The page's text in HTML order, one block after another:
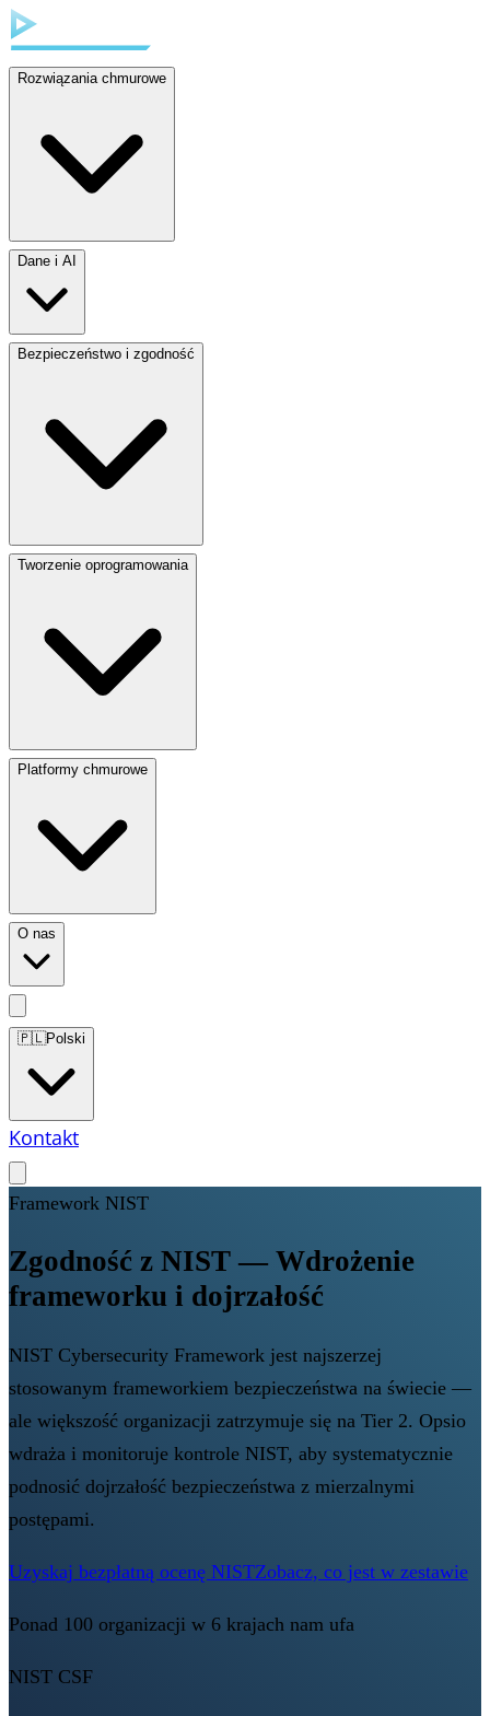
Rozwiązania chmurowe
Dane i AI
Bezpieczeństwo i zgodność
Tworzenie oprogramowania
Platformy chmurowe
O nas
🇵🇱Polski
Kontakt
Framework NIST
Zgodność z NIST — Wdrożenie
frameworku i dojrzałość
NIST Cybersecurity Framework jest najszerzej
stosowanym frameworkiem bezpieczeństwa na świecie —
ale większość organizacji zatrzymuje się na Tier 2. Opsio
wdraża i monitoruje kontrole NIST, aby systematycznie
podnosić dojrzałość bezpieczeństwa z mierzalnymi
postępami.
Uzyskaj bezpłatną ocenę NISTZobacz, co jest w zestawie
Ponad 100 organizacji w 6 krajach nam ufa
NIST CSF